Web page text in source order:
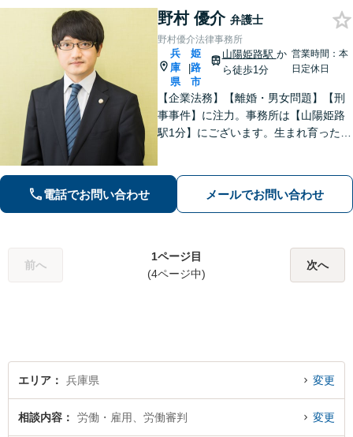
野村 優介 弁護士
野村優介法律事務所
兵
庫
県
|
姫
路
市
山陽姫路駅 か
ら徒歩1分
営業時間：本
日定休日
【企業法務】【離婚・男女問題】【刑
事事件】に注力。事務所は【山陽姫路
駅1分】にございます。生まれ育った故
たいと考えています。【電話相談可
能】お気軽にご相談ください。
電話でお問い合わせ メールでお問い合わせ
前へ
1ページ目
(4ページ中)
次へ
エリア 兵庫県 変更
相談内容 労働・雇用、労働審判 変更